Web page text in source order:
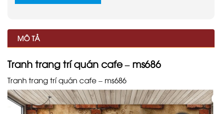
MÔ TẢ
Tranh trang trí quán cafe – ms686
Tranh trang trí quán cafe – ms686